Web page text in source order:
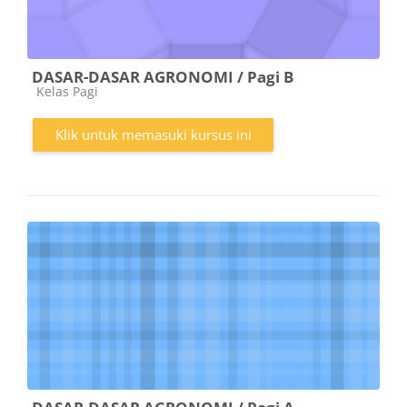
DASAR-DASAR AGRONOMI / Pagi B
Kategori kursus
Kelas Pagi
Klik untuk memasuki kursus ini